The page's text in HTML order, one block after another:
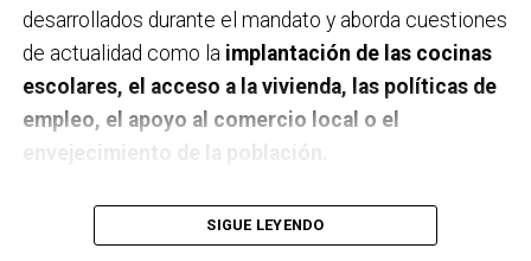
desarrollados durante el mandato y aborda cuestiones
de actualidad como la implantación de las cocinas
escolares, el acceso a la vivienda, las políticas de
empleo, el apoyo al comercio local o el
envejecimiento de la población.
A un año de acabar la legislatura, ¿qué balance
haces de la gestión del PSE en tus áreas dentro
SIGUE LEYENDO